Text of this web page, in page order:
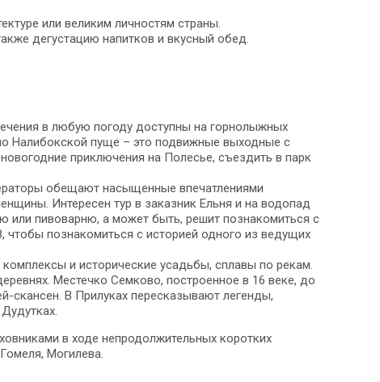
или великим личностям страны.
дегустацию напитков и вкусный обед.
в любую погоду доступны на горнолыжных
Налибокской пуще – это подвижные выходные с
приключения на Полесье, съездить в парк
обещают насыщенные впечатлениями
Интересен тур в заказник Ельня и на водопад
или пивоварню, а может быть, решит познакомиться с
познакомиться с историей одного из ведущих
и исторические усадьбы, сплавы по рекам.
Местечко Семково, построенное в 16 веке, до
скансен. В Прилуках пересказывают легенды,
в ходе непродолжительных коротких
Могилева.